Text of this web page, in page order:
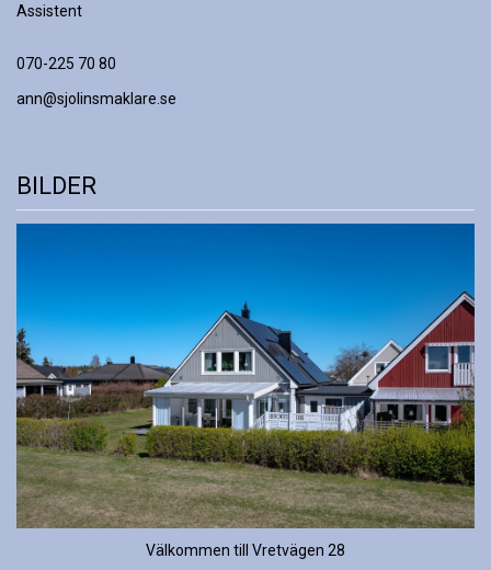
Assistent
070-225 70 80
ann@sjolinsmaklare.se
BILDER
Välkommen till Vretvägen 28